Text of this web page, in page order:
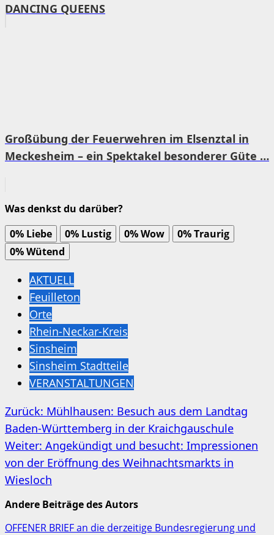
DANCING QUEENS
Großübung der Feuerwehren im Elsenztal in
Meckesheim – ein Spektakel besonderer Güte …
Was denkst du darüber?
0% Liebe 0% Lustig 0%Wow 0%Traurig
0%Wütend
AKTUELL
Feuilleton
Orte
Rhein-Neckar-Kreis
Sinsheim
Sinsheim Stadtteile
VERANSTALTUNGEN
Beitragsnavigation
Zurück: Mühlhausen: Besuch aus dem Landtag
Baden-Württemberg in der Kraichgauschule
Weiter: Angekündigt und besucht: Impressionen
von der Eröffnung des Weihnachtsmarkts in
Wiesloch
Andere Beiträge des Autors
OFFENER BRIEF an die derzeitige Bundesregierung und